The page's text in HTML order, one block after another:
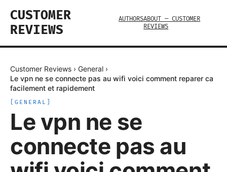
CUSTOMER
REVIEWS
AUTHORSABOUT — CUSTOMER
REVIEWS
Customer Reviews › General ›
Le vpn ne se connecte pas au wifi voici comment reparer ca
facilement et rapidement
GENERAL
Le vpn ne se
connecte pas au